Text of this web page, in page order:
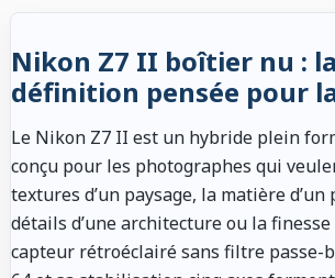
Nikon Z7 II boîtier nu :
définition pensée pour
Le Nikon Z7 II est un hybride plein
conçu pour les photographes qui
textures d’un paysage, la matière
détails d’une architecture ou la
capteur rétroéclairé sans filtre passe-